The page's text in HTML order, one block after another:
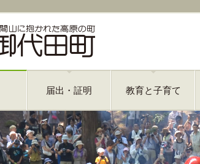
届出・証明 教育と子育て